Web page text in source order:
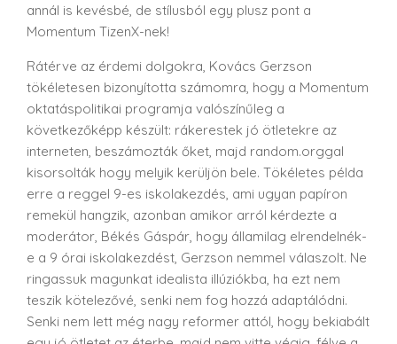
annál is kevésbé, de stílusból egy plusz pont a
Momentum TizenX-nek!
Rátérve az érdemi dolgokra, Kovács Gerzson
tökéletesen bizonyította számomra, hogy a Momentum
oktatáspolitikai programja valószínűleg a
következőképp készült: rákerestek jó ötletekre az
interneten, beszámozták őket, majd random.orggal
kisorsolták hogy melyik kerüljön bele. Tökéletes példa
erre a reggel 9-es iskolakezdés, ami ugyan papíron
remekül hangzik, azonban amikor arról kérdezte a
moderátor, Békés Gáspár, hogy államilag elrendelnék-
e a 9 órai iskolakezdést, Gerzson nemmel válaszolt. Ne
ringassuk magunkat idealista illúziókba, ha ezt nem
teszik kötelezővé, senki nem fog hozzá adaptálódni.
Senki nem lett még nagy reformer attól, hogy bekiabált